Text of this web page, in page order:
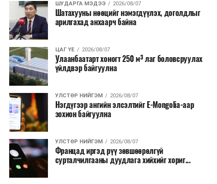
ШУДАРГА МЭДЭЭ 2026/08/07
Шатахууны нөөцийг нэмэгдүүлэх, доголдлыг
арилгахад анхаарч байна
ЦАГ ҮЕ 2026/08/07
Улаанбаатарт хоногт 250 м³ лаг боловсруулах
үйлдвэр байгуулна
УЛСТӨР НИЙГЭМ 2026/08/07
Нэгдүгээр ангийн элсэлтийг E-Mongolia-аар
зохион байгуулна
УЛСТӨР НИЙГЭМ 2026/08/07
Францад иргэд рүү зөвшөөрөлгүй
сурталчилгааны дуудлага хийхийг хориг...